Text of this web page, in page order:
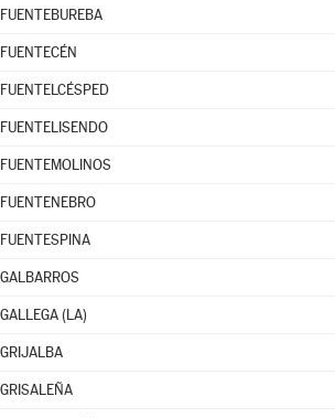
FUENTEBUREBA
FUENTECÉN
FUENTELCÉSPED
FUENTELISENDO
FUENTEMOLINOS
FUENTENEBRO
FUENTESPINA
GALBARROS
GALLEGA (LA)
GRIJALBA
GRISALEÑA